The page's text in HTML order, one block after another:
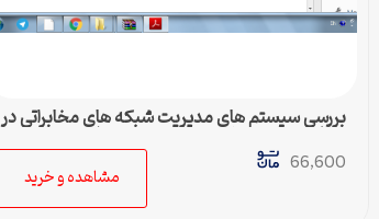
بررسي سيستم هاي مديريت شبكه هاي مخابراتي در
جهان و تعيين وضعيت روز كشور در اين زمينه
66,600
مشاهده و خرید